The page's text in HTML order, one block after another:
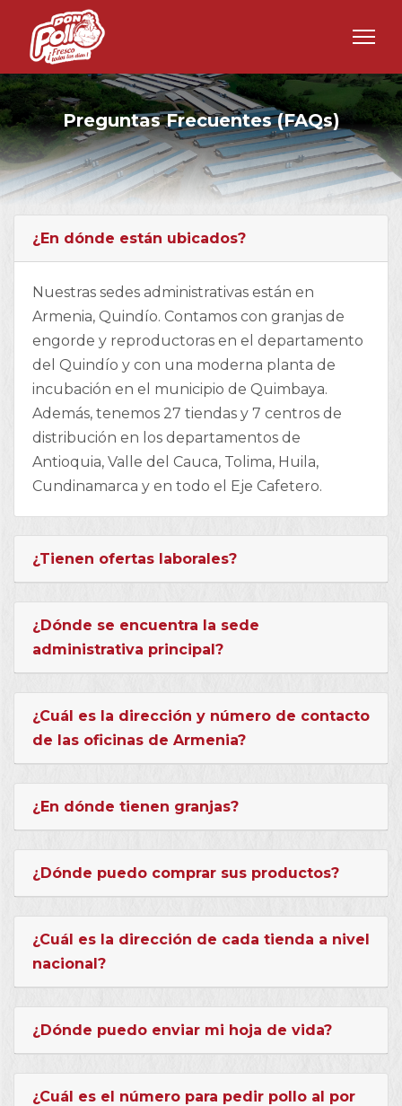
Preguntas Frecuentes (FAQs)
¿En dónde están ubicados?
Nuestras sedes administrativas están en
Armenia, Quindío. Contamos con granjas de
engorde y reproductoras en el departamento
del Quindío y con una moderna planta de
incubación en el municipio de Quimbaya.
Además, tenemos 27 tiendas y 7 centros de
distribución en los departamentos de
Antioquia, Valle del Cauca, Tolima, Huila,
Cundinamarca y en todo el Eje Cafetero.
¿Tienen ofertas laborales?
¿Dónde se encuentra la sede
administrativa principal?
¿Cuál es la dirección y número de contacto
de las oficinas de Armenia?
¿En dónde tienen granjas?
¿Dónde puedo comprar sus productos?
¿Cuál es la dirección de cada tienda a nivel
nacional?
¿Dónde puedo enviar mi hoja de vida?
¿Cuál es el número para pedir pollo al por